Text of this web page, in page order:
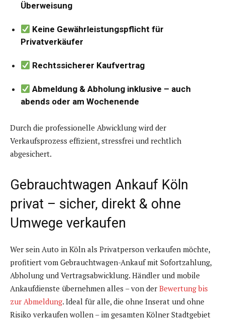
Überweisung
Keine Gewährleistungspflicht für
Privatverkäufer
Rechtssicherer Kaufvertrag
Abmeldung & Abholung inklusive – auch
abends oder am Wochenende
Durch die professionelle Abwicklung wird der
Verkaufsprozess effizient, stressfrei und rechtlich
abgesichert.
Gebrauchtwagen Ankauf Köln
privat – sicher, direkt & ohne
Umwege verkaufen
Wer sein Auto in Köln als Privatperson verkaufen möchte,
profitiert vom Gebrauchtwagen-Ankauf mit Sofortzahlung,
Abholung und Vertragsabwicklung. Händler und mobile
Ankaufdienste übernehmen alles – von der Bewertung bis
zur Abmeldung. Ideal für alle, die ohne Inserat und ohne
Risiko verkaufen wollen – im gesamten Kölner Stadtgebiet